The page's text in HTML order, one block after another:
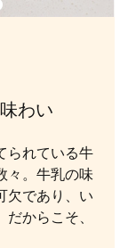
わい
られている牛
々。牛乳の味
欠であり、い
からこそ、